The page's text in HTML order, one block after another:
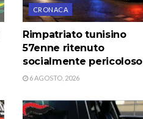
CRONACA
Rimpatriato tunisino
57enne ritenuto
socialmente pericoloso
6 AGOSTO, 2026